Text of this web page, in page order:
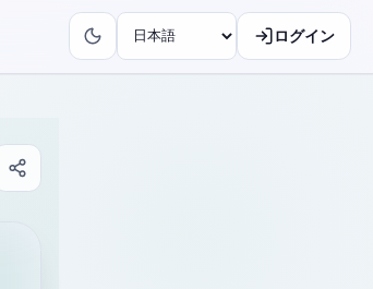
ログイン